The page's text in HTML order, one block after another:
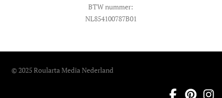
BTW nummer:
NL854100787B01
© 2025 Roularta Media Nederland